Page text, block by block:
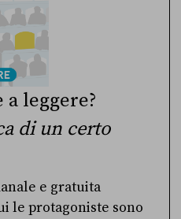
leggere?
di un certo
e gratuita
le protagoniste sono